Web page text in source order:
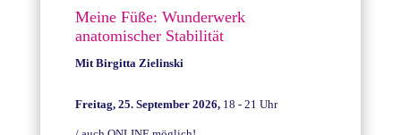
Meine Füße: Wunderwerk
anatomischer Stabilität
Mit Birgitta Zielinski
Freitag, 25. September 2026,18 - 21 Uhr